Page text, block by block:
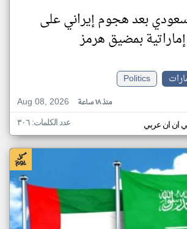
بعد هجوم إيراني على
إماراتية بمضيق هرمز
Politics
Aug 08, 2026
منذ ١٨ ساعة
ان ان عربي عدد الكلمات: ٣٠٦